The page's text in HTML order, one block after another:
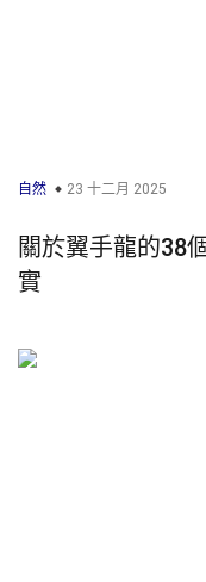
自然 23 十二月 2025
關於翼手龍的38
實